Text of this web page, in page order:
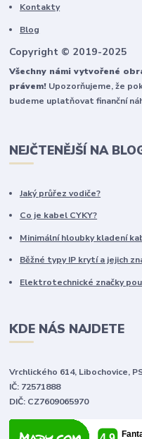
Kontakty
Blog
Copyright © 2019-2025
Všechny námi vytvořené
právem! Upozorňujeme, že
budeme uplatňovat finanční
NEJČTENĚJŠÍ NA
Jaký průřez vodiče?
Co je kabel CYKY?
Minimální hloubky kladení
Běžné typy IP krytí a jejich
Elektrotechnické značky
KDE NÁS NAJDETE
Vrchlického 614, Libochovice,
IČ: 72571888
DIČ: CZ7609065970